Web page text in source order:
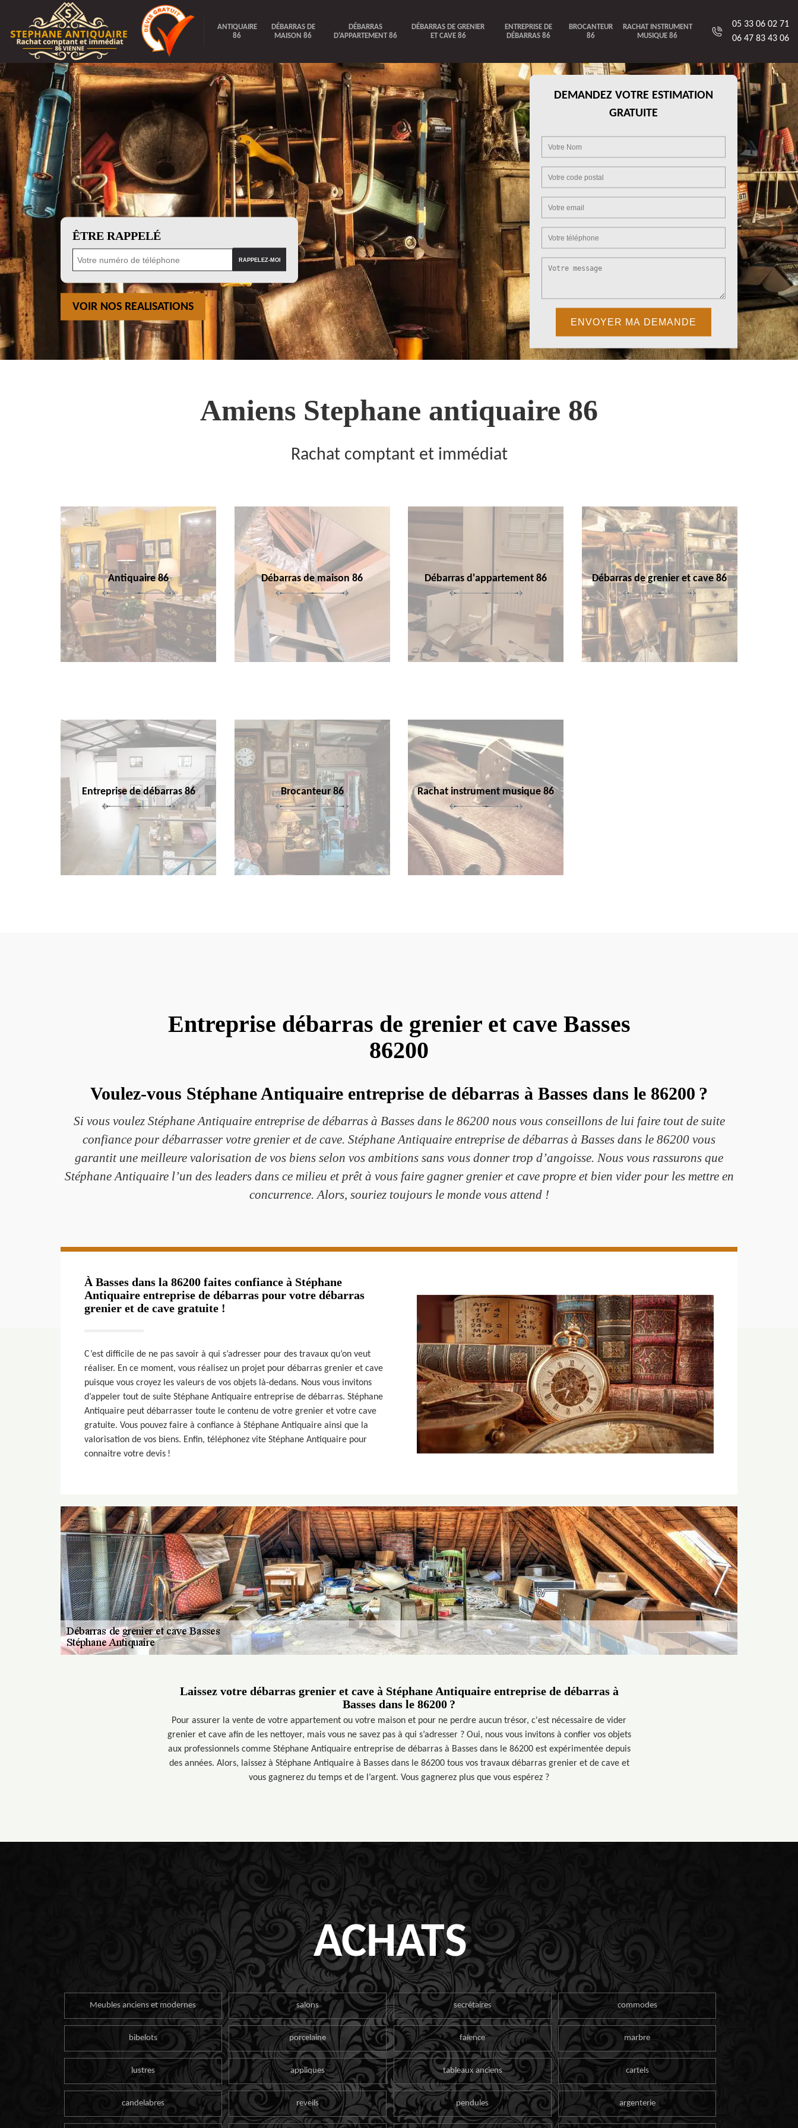
ANTIQUAIRE
86
DÉBARRAS DE
MAISON 86
DÉBARRAS
D'APPARTEMENT 86
DÉBARRAS DE GRENIER
ET CAVE 86
ENTREPRISE DE
DÉBARRAS 86
BROCANTEUR
86
RACHAT INSTRUMENT
MUSIQUE 86
05 33 06 02 71
06 47 83 43 06
ÊTRE RAPPELÉ
VOIR NOS REALISATIONS
DEMANDEZ VOTRE ESTIMATION
GRATUITE
Amiens Stephane antiquaire 86
Rachat comptant et immédiat
Antiquaire 86 Débarras de maison 86 Débarras d'appartement 86 Débarras de grenier et cave 86
Entreprise de débarras 86 Brocanteur 86 Rachat instrument musique 86
Entreprise débarras de grenier et cave Basses
86200
Voulez-vous Stéphane Antiquaire entreprise de débarras à Basses dans le 86200 ?
Si vous voulez Stéphane Antiquaire entreprise de débarras à Basses dans le 86200 nous vous conseillons de lui faire tout de suite
confiance pour débarrasser votre grenier et de cave. Stéphane Antiquaire entreprise de débarras à Basses dans le 86200 vous
garantit une meilleure valorisation de vos biens selon vos ambitions sans vous donner trop d’angoisse. Nous vous rassurons que
Stéphane Antiquaire l’un des leaders dans ce milieu et prêt à vous faire gagner grenier et cave propre et bien vider pour les mettre en
concurrence. Alors, souriez toujours le monde vous attend !
À Basses dans la 86200 faites confiance à Stéphane
Antiquaire entreprise de débarras pour votre débarras
grenier et de cave gratuite !
C’est difficile de ne pas savoir à qui s’adresser pour des travaux qu’on veut
réaliser. En ce moment, vous réalisez un projet pour débarras grenier et cave
puisque vous croyez les valeurs de vos objets là-dedans. Nous vous invitons
d’appeler tout de suite Stéphane Antiquaire entreprise de débarras. Stéphane
Antiquaire peut débarrasser toute le contenu de votre grenier et votre cave
gratuite. Vous pouvez faire à confiance à Stéphane Antiquaire ainsi que la
valorisation de vos biens. Enfin, téléphonez vite Stéphane Antiquaire pour
connaitre votre devis !
Laissez votre débarras grenier et cave à Stéphane Antiquaire entreprise de débarras à
Basses dans le 86200 ?
Pour assurer la vente de votre appartement ou votre maison et pour ne perdre aucun trésor, c'est nécessaire de vider
grenier et cave afin de les nettoyer, mais vous ne savez pas à qui s’adresser ? Oui, nous vous invitons à confier vos objets
aux professionnels comme Stéphane Antiquaire entreprise de débarras à Basses dans le 86200 est expérimentée depuis
des années. Alors, laissez à Stéphane Antiquaire à Basses dans le 86200 tous vos travaux débarras grenier et de cave et
vous gagnerez du temps et de l’argent. Vous gagnerez plus que vous espérez ?
ACHATS
Meubles anciens et modernes salons secrétaires commodes
bibelots porcelaine faïence marbre
lustres appliques tableaux anciens cartels
candelabres reveils pendules argenterie